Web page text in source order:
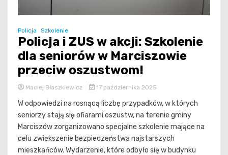
Policja Szkolenie
Policja i ZUS w akcji: Szkolenie
dla seniorów w Marciszowie
przeciw oszustwom!
Maciej Błaszkiewicz 17 października 2025
W odpowiedzi na rosnącą liczbę przypadków, w których
seniorzy stają się ofiarami oszustw, na terenie gminy
Marciszów zorganizowano specjalne szkolenie mające na
celu zwiększenie bezpieczeństwa najstarszych
mieszkańców. Wydarzenie, które odbyło się w budynku